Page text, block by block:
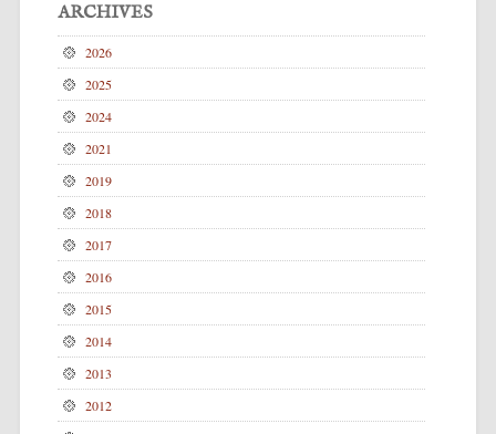
ARCHIVES
2026
2025
2024
2021
2019
2018
2017
2016
2015
2014
2013
2012